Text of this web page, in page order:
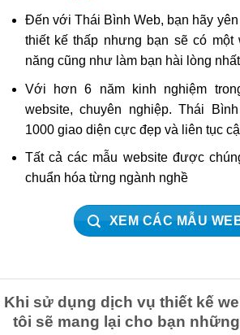
Đến với Thái Bình Web, bạn hãy
thiết kế thấp nhưng bạn sẽ có một
năng cũng như làm bạn hài lòng
Với hơn 6 năm kinh nghiệm
website, chuyên nghiệp. Thái
1000 giao diện cực đẹp và liên tục
Tất cả các mẫu website được
chuẩn hóa từng ngành nghề
XEM CÁC MẪU
Khi sử dụng dịch vụ thiết kế
tôi sẽ mang lại cho bạn